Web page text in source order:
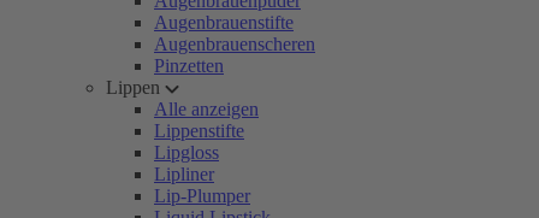
Augenbrauenstifte
Augenbrauenscheren
Pinzetten
Lippen
Alle anzeigen
Lippenstifte
Lipgloss
Lipliner
Lip-Plumper